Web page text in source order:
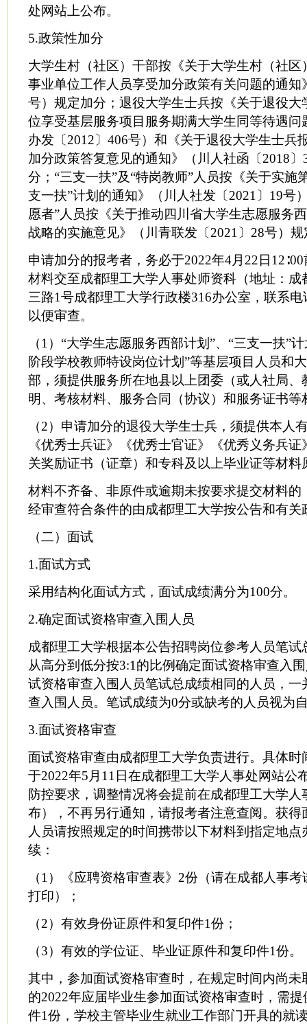
处网站上公布。
5.政策性加分
大学生村（社区）干部按《关于大学生村（社区
事业单位工作人员享受加分政策有关问题的通知
号）规定加分；退役大学生士兵按《关于退役大
位享受基层服务项目服务期满大学生同等待遇问
办发〔2012〕406号）和《关于退役大学生士兵
加分政策答复意见的通知》（川人社函〔2018〕
分；“三支一扶”及“特岗教师”人员按《关于实施
支一扶”计划的通知》（川人社发〔2021〕19号
愿者”人员按《关于推动四川省大学生志愿服务
战略的实施意见》（川青联发〔2021〕28号）
申请加分的报考者，务必于2022年4月22日
材料交至成都理工大学人事处师资科（地址：成
三路1号成都理工大学行政楼316办公室，联系
以便审查。
（1）“大学生志愿服务西部计划”、“三支一扶”
阶段学校教师特设岗位计划”等基层项目人员和
部，须提供服务所在地县以上团委（或人社局、
明、考核材料、服务合同（协议）和服务证书等
（2）申请加分的退役大学生士兵，须提供本人
《优秀士兵证》《优秀士官证》《优秀义务兵
关奖励证书（证章）和专科及以上毕业证等材料
材料不齐备、非原件或逾期未按要求提交材料的
经审查符合条件的由成都理工大学按公告和有关
（二）面试
1.面试方式
采用结构化面试方式，面试成绩满分为100分。
2.确定面试资格审查入围人员
成都理工大学根据本公告招聘岗位参考人员笔
从高分到低分按3:1的比例确定面试资格审查入
试资格审查入围人员笔试总成绩相同的人员，一
查入围人员。笔试成绩为0分或缺考的人员视为
3.面试资格审查
面试资格审查由成都理工大学负责进行。具体时
于2022年5月11日在成都理工大学人事处网站公
防控要求，调整情况将会提前在成都理工大学人
布），不再另行通知，请报考者注意查阅。获得
人员请按照规定的时间携带以下材料到指定地
续：
（1）《应聘资格审查表》2份（请在成都人事
打印）；
（2）有效身份证原件和复印件1份；
（3）有效的学位证、毕业证原件和复印件1份。
其中，参加面试资格审查时，在规定时间内尚未
的2022年应届毕业生参加面试资格审查时，需
件1份，学校主管毕业生就业工作部门开具的就